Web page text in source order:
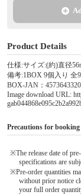
Product Details
仕様:サイズ:(約)直径
備考:1BOX 9個入り 全
BOX-JAN：
Image download URL:
Precautions for booking
※The release date of
specifications are
※Pre-order quantities
without prior notice
your full order